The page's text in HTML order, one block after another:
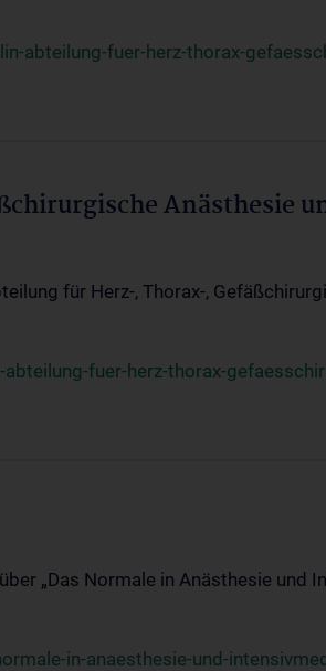
fuer-herz-thorax-
Anästhesie
für Herz-, Thorax-,
fuer-herz-thorax-
„Das Normale in Anästhesie und
in-anaesthesie-und-